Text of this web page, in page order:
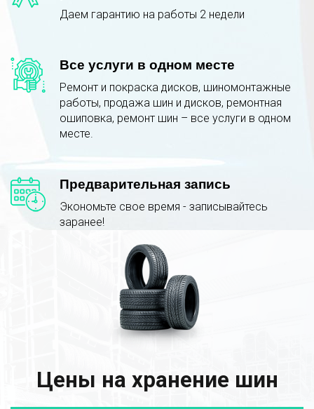
Даем гарантию на работы 2 недели
Все услуги в одном месте
Ремонт и покраска дисков, шиномонтажные
работы, продажа шин и дисков, ремонтная
ошиповка, ремонт шин – все услуги в одном
месте.
Предварительная запись
Экономьте свое время - записывайтесь
заранее!
Цены на хранение шин